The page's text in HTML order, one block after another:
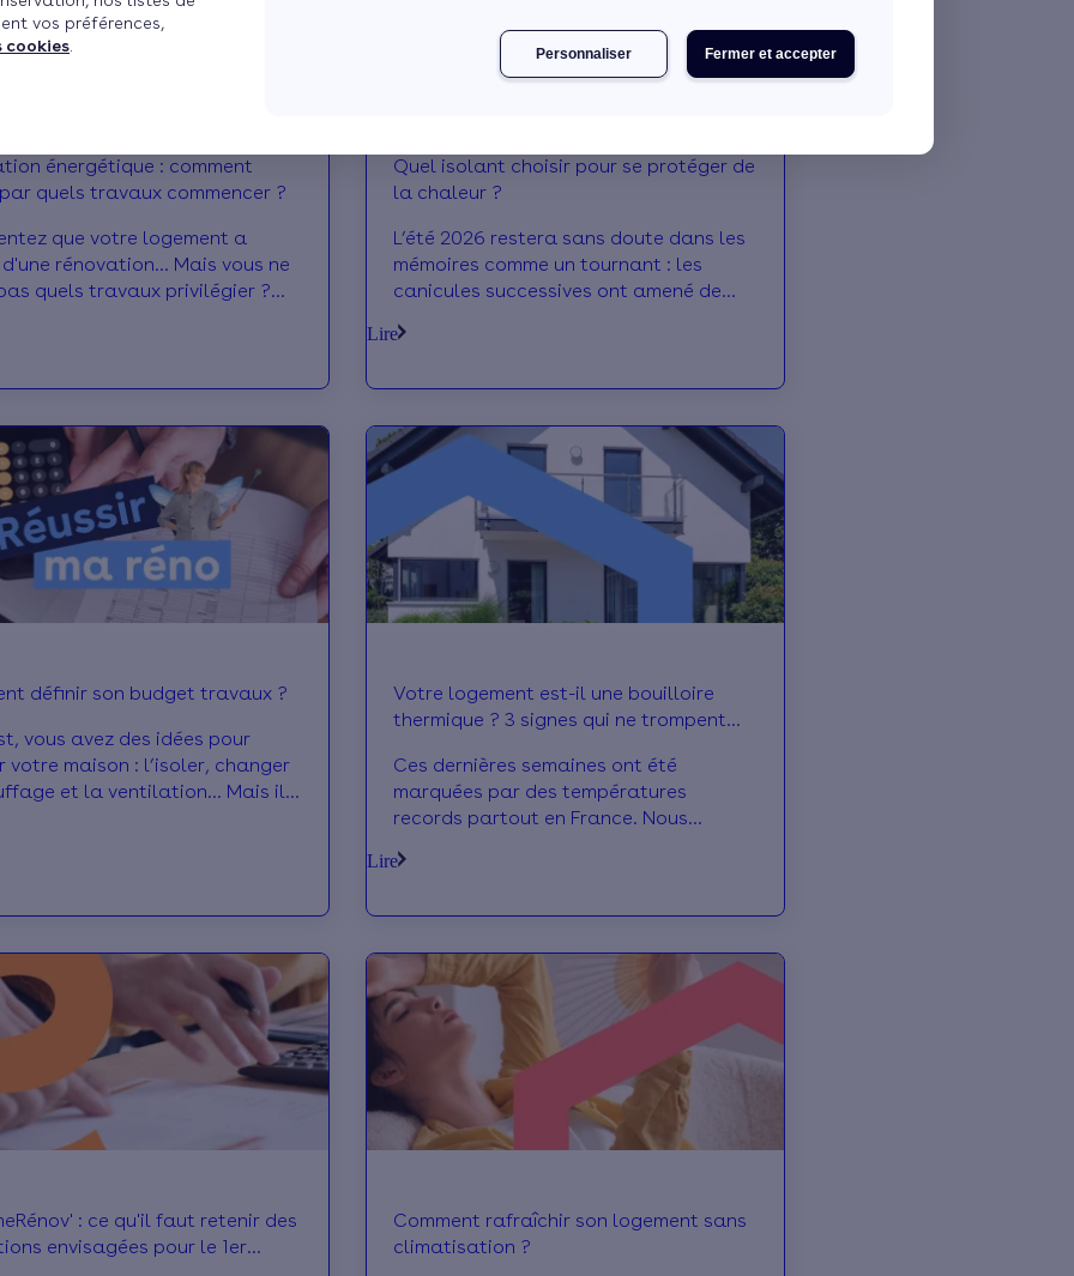
vos préférences,
cookies Fermer et accepter
Personnaliser
énergétique : comment
quels travaux commencer ?
que votre logement a
rénovation... Mais vous ne
quels travaux privilégier ?
: comment prioriser les bons
pour débuter du bon pied.
Quel isolant choisir pour se protéger de
la chaleur ?
L’été 2026 restera sans doute dans les
mémoires comme un tournant : les
canicules successives ont amené de
conscience que les logements sont
Heureusement, une isolation bien
choisie permet de protéger sa maison
et de mieux vivre les périodes de fortes
chaleurs. On fait le tour des isolants
les plus efficaces !
Lire
définir son budget travaux ?
vous avez des idées pour
votre maison : l’isoler, changer
et la ventilation… Mais il
! Comment évaluer le
reste à charge ? On vous
comment avancer sur le
de vos travaux.
Votre logement est-il une bouilloire
thermique ? 3 signes qui ne trompent
Ces dernières semaines ont été
marquées par des températures
records partout en France. Nous
point notre logement résiste mal à la
c’est la définition d’une bouilloire
thermique ! Au-delà des ressentis
généraux, voici les 3 signes qui
montrent que votre maison est
particulièrement concernée.
Lire
: ce qu'il faut retenir des
envisagées pour le 1er
Comment rafraîchir son logement sans
climatisation ?